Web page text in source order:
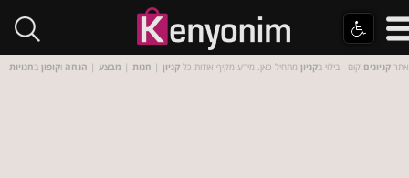
אתר קניונים.קום - בילוי בקניון מתחיל כאן. מידע מקיף אודות כל קניון | חנות | מבצע | הנחה וקופון בחנויות